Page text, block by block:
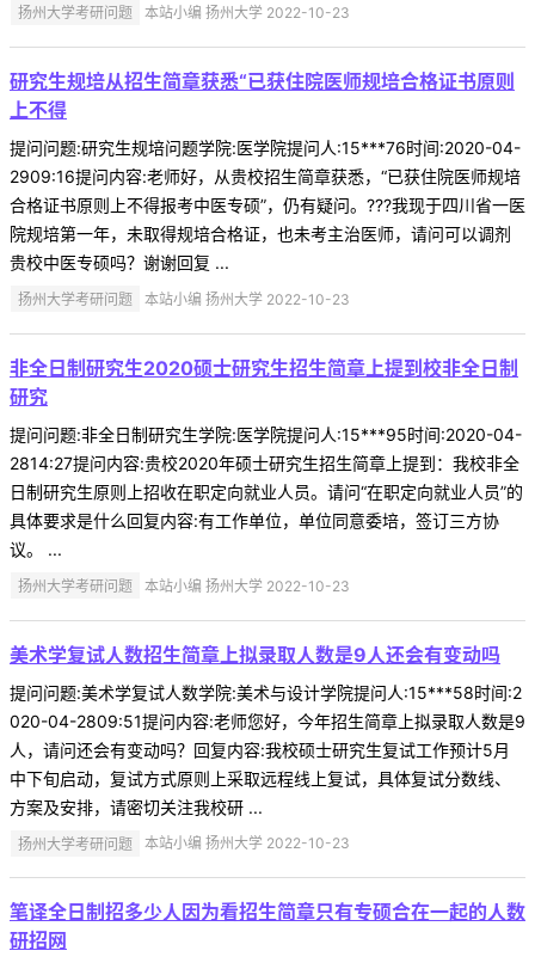
扬州大学考研问题 本站小编 扬州大学 2022-10-23
研究生规培从招生简章获悉“已获住院医师规培合格证书原则
上不得
提问问题:研究生规培问题学院:医学院提问人:15***76时间:2020-04-
2909:16提问内容:老师好，从贵校招生简章获悉，“已获住院医师规培
合格证书原则上不得报考中医专硕”，仍有疑问。???我现于四川省一医
院规培第一年，未取得规培合格证，也未考主治医师，请问可以调剂
贵校中医专硕吗？谢谢回复 ...
扬州大学考研问题 本站小编 扬州大学 2022-10-23
非全日制研究生2020硕士研究生招生简章上提到校非全日制
研究
提问问题:非全日制研究生学院:医学院提问人:15***95时间:2020-04-
2814:27提问内容:贵校2020年硕士研究生招生简章上提到：我校非全
日制研究生原则上招收在职定向就业人员。请问“在职定向就业人员”的
具体要求是什么回复内容:有工作单位，单位同意委培，签订三方协
议。 ...
扬州大学考研问题 本站小编 扬州大学 2022-10-23
美术学复试人数招生简章上拟录取人数是9人还会有变动吗
提问问题:美术学复试人数学院:美术与设计学院提问人:15***58时间:2
020-04-2809:51提问内容:老师您好，今年招生简章上拟录取人数是9
人，请问还会有变动吗？回复内容:我校硕士研究生复试工作预计5月
中下旬启动，复试方式原则上采取远程线上复试，具体复试分数线、
方案及安排，请密切关注我校研 ...
扬州大学考研问题 本站小编 扬州大学 2022-10-23
笔译全日制招多少人因为看招生简章只有专硕合在一起的人数
研招网